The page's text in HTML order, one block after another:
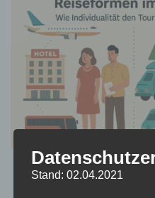
Reiseformen im
Stand: 02.04.2021